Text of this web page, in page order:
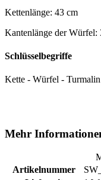
Kettenlänge: 43 cm
Kantenlänge der Würfel:
Schlüsselbegriffe
Kette - Würfel -
Mehr
Artikelnummer